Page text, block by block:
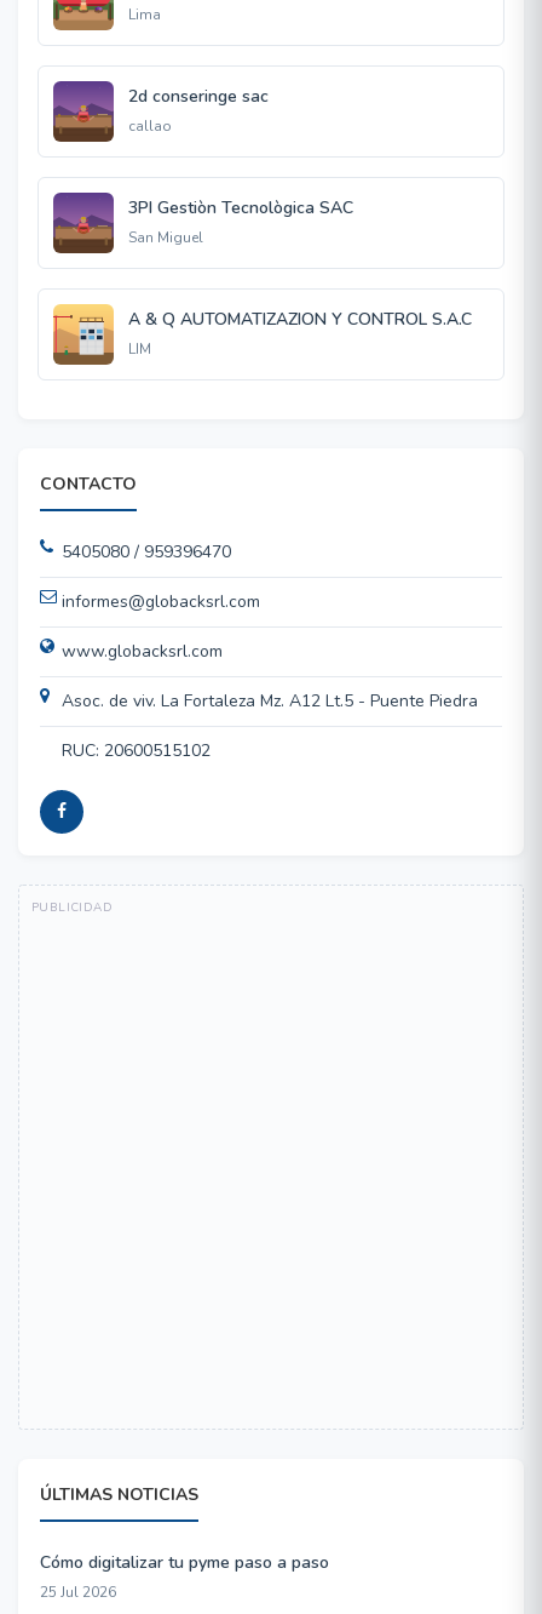
Lima
2d conseringe sac
callao
3PI Gestiòn Tecnològica SAC
San Miguel
A & Q AUTOMATIZAZION Y CONTROL S.A.C
LIM
CONTACTO
5405080 / 959396470
informes@globacksrl.com
www.globacksrl.com
Asoc. de viv. La Fortaleza Mz. A12 Lt.5 - Puente Piedra
RUC: 20600515102
ÚLTIMAS NOTICIAS
Cómo digitalizar tu pyme paso a paso
25 Jul 2026